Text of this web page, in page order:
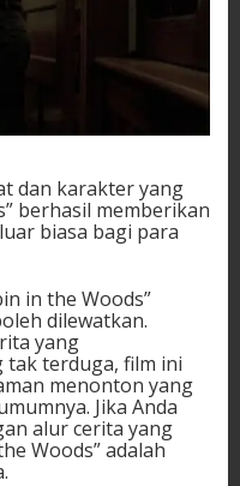
dan karakter yang
berhasil memberikan
biasa bagi para
in the Woods”
dilewatkan.
yang
tak terduga, film ini
menonton yang
Jika Anda
alur cerita yang
Woods” adalah